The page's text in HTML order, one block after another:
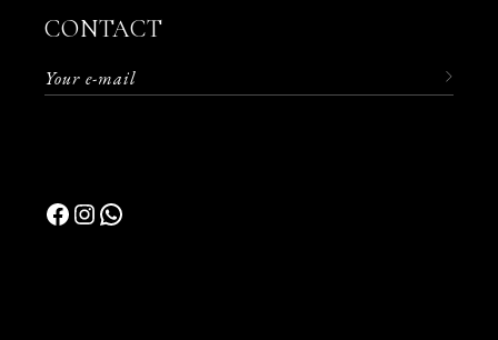
CONTACT